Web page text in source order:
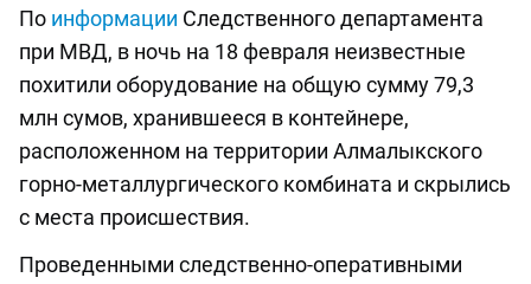
По информации Следственного департамента
при МВД, в ночь на 18 февраля неизвестные
похитили оборудование на общую сумму 79,3
млн сумов, хранившееся в контейнере,
расположенном на территории Алмалыкского
горно-металлургического комбината и скрылись
с места происшествия.
Проведенными следственно-оперативными